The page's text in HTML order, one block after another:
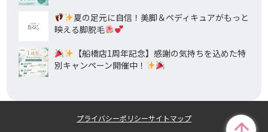
夏の足元に自信！美脚＆ペディキュアがもっと
映える脚脱毛
【船橋店1周年記念】感謝の気持ちを込めた特
別キャンペーン開催中！
プライバシーポリシーサイトマップ